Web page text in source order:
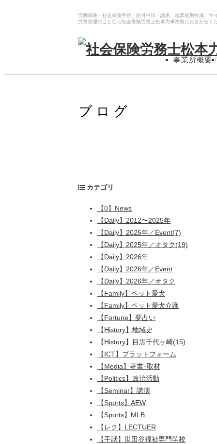
労働保険・社会保険手続、給付申請・請求、就業規則作成、マ
労務管理のことなら社会保険労務士松本力事務所におまかせく
事業所概要 /
カテゴリ
【0】News
【Daily】2012〜2025年
【Daily】2025年／Event(7)
【Daily】2025年／オタク(19)
【Daily】2026年
【Daily】2026年／Event
【Daily】2026年／オタク
【Family】ペット愛犬
【Family】ペット愛犬介護
【Fortune】夢占い
【History】地域史
【History】目黒千代ヶ崎(15)
【ICT】プラットフォーム
【Media】著書･取材
【Politics】政治活動
【Seminar】講演
【Sports】AEW
【Sports】MLB
【レク】LECTUER
【手話】世田谷福祉専門学校